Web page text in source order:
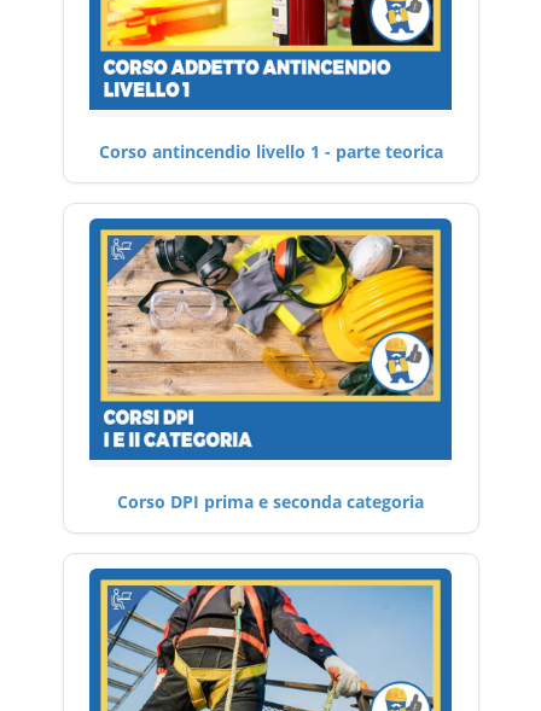
Corso antincendio livello 1 - parte teorica
Corso DPI prima e seconda categoria